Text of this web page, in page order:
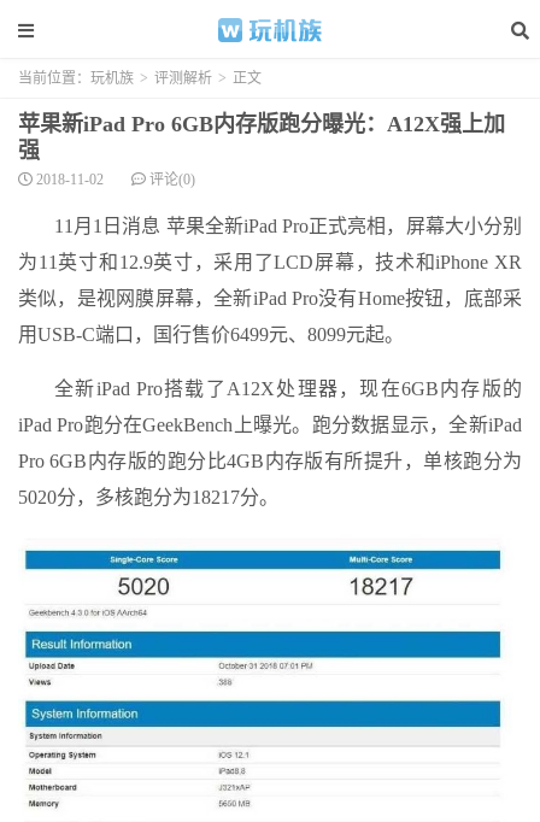
当前位置： 玩机族 > 评测解析 > 正文
苹果新iPad Pro 6GB内存版跑分曝光：A12X强上加
强
2018-11-02 评论(0)
11月1日消息 苹果全新iPad Pro正式亮相，屏幕大小分别
为11英寸和12.9英寸，采用了LCD屏幕，技术和iPhone XR
类似，是视网膜屏幕，全新iPad Pro没有Home按钮，底部采
用USB-C端口，国行售价6499元、8099元起。
全新iPad Pro搭载了A12X处理器，现在6GB内存版的
iPad Pro跑分在GeekBench上曝光。跑分数据显示，全新iPad
Pro 6GB内存版的跑分比4GB内存版有所提升，单核跑分为
5020分，多核跑分为18217分。